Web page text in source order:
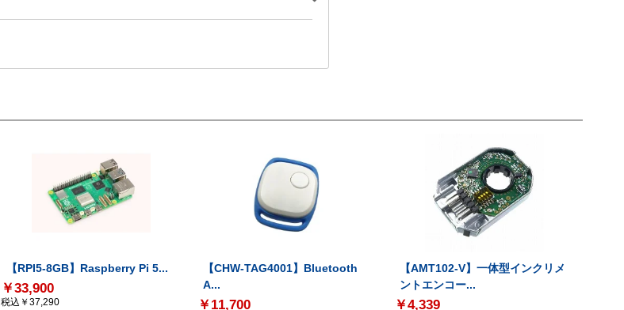
【RPI5-8GB】Raspberry Pi 5...
￥33,900
税込￥37,290
【CHW-TAG4001】Bluetooth
A...
￥11,700
【AMT102-V】一体型インクリメ
ントエンコー...
￥4,339